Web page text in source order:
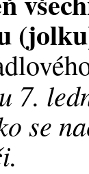
7.
se